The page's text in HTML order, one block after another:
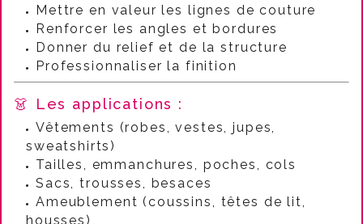
Mettre en valeur les lignes de couture
Renforcer les angles et bordures
Donner du relief et de la structure
Professionnaliser la finition
👗 Les applications :
Vêtements (robes, vestes, jupes,
sweatshirts)
Tailles, emmanchures, poches, cols
Sacs, trousses, besaces
Ameublement (coussins, têtes de lit,
housses)